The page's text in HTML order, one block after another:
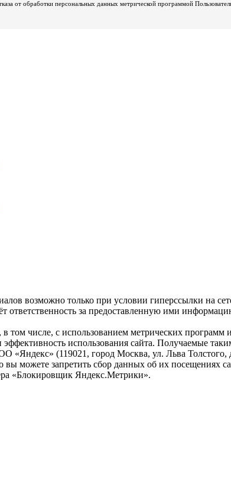
от обработки персональных данных метрической программой
возможно только при условии гиперссылки на
ответственность за предоставленную ими
том числе, с использованием метрических
использования сайта. Получаемые
«Яндекс» (119021, город Москва, ул. Льва
можете запретить сбор данных об их посещениях
«Блокировщик Яндекс.Метрики».